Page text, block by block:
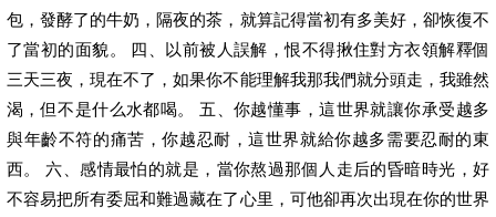
包，發酵了的牛奶，隔夜的茶，就算記得當初有多美好，卻恢復不
了當初的面貌。 四、以前被人誤解，恨不得揪住對方衣領解釋個
三天三夜，現在不了，如果你不能理解我那我們就分頭走，我雖然
渴，但不是什么水都喝。 五、你越懂事，這世界就讓你承受越多
與年齡不符的痛苦，你越忍耐，這世界就給你越多需要忍耐的東
西。 六、感情最怕的就是，當你熬過那個人走后的昏暗時光，好
不容易把所有委屈和難過藏在了心里，可他卻再次出現在你的世界